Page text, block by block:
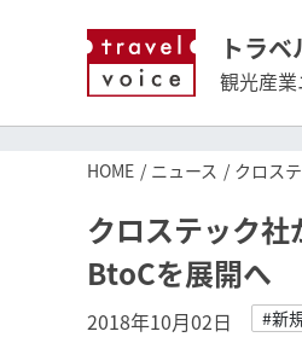
トラ
観光産業
HOME ニュース クロス
クロステック
BtoCを展開へ
2018年10月02日 #新